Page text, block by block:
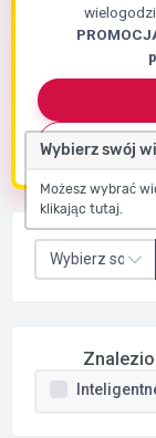
Wybierz swój
Możesz wybrać
klikając tutaj.